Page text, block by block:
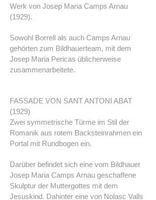
Werk von Josep Maria Camps Arnau
(1929).
Sowohl Borrell als auch Camps Arnau
gehörten zum Bildhauerteam, mit dem
Josep Maria Pericas üblicherweise
zusammenarbeitete.
FASSADE VON SANT ANTONI ABAT
(1929)
Zwei symmetrische Türme im Stil der
Romanik aus rotem Backsteinrahmen ein
Portal mit Rundbogen ein.
Darüber befindet sich eine vom Bildhauer
Josep Maria Camps Arnau geschaffene
Skulptur der Muttergottes mit dem
Jesuskind. Dahinter eine von Nolasc Valls